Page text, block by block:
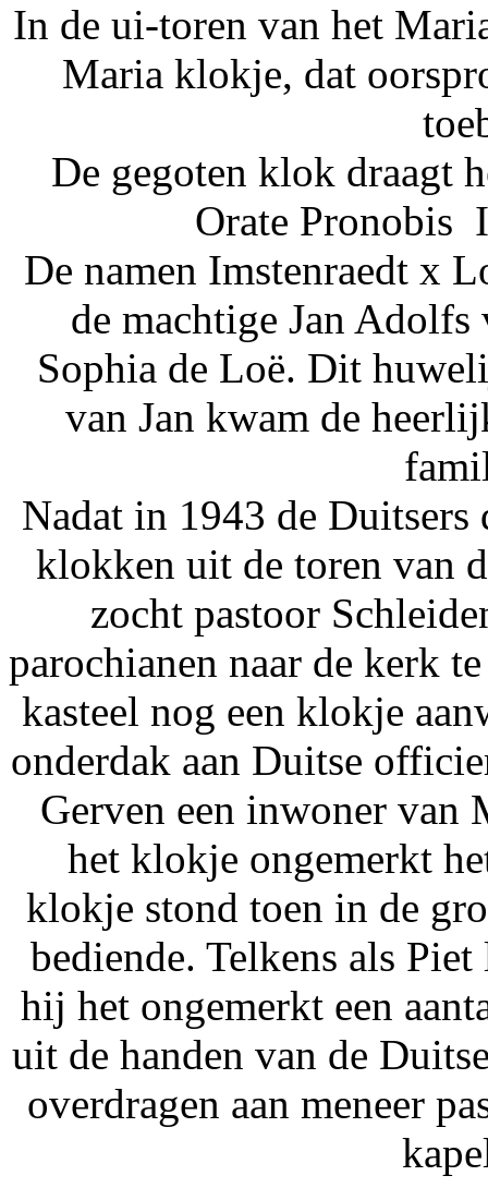
In de ui-toren van het
Maria klokje, dat
De gegoten klok draagt
Orate Pronobis
De namen Imstenraedt x
de machtige Jan
Sophia de Loë. Dit
van Jan kwam de
Nadat in 1943 de
klokken uit de toren van
zocht pastoor
parochianen naar de kerk
kasteel nog een klokje
onderdak aan Duitse
Gerven een inwoner van
het klokje ongemerkt
klokje stond toen in de
bediende. Telkens als
hij het ongemerkt een
uit de handen van de
overdragen aan meneer